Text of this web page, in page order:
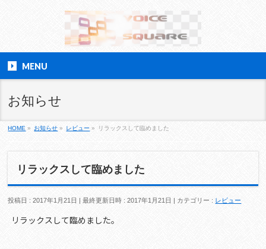
MENU
お知らせ
HOME » お知らせ » レビュー » リラックスして臨めました
リラックスして臨めました
投稿日 : 2017年1月21日 最終更新日時 : 2017年1月21日 カテゴリー : レビュー
リラックスして臨めました。